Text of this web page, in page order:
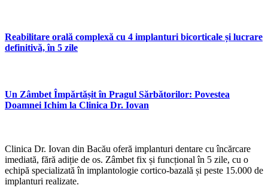
Reabilitare orală complexă cu 4 implanturi bicorticale și lucrare
definitivă, în 5 zile
Un Zâmbet Împărtășit în Pragul Sărbătorilor: Povestea
Doamnei Ichim la Clinica Dr. Iovan
Clinica Dr. Iovan din Bacău oferă implanturi dentare cu încărcare
imediată, fără adiție de os. Zâmbet fix și funcțional în 5 zile, cu o
echipă specializată în implantologie cortico-bazală și peste 15.000 de
implanturi realizate.